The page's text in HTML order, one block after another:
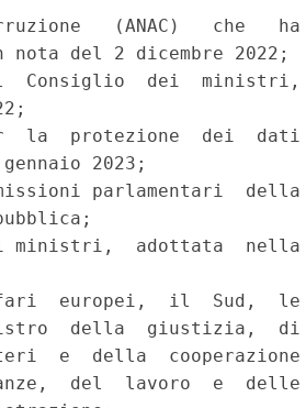
(ANAC)   che   ha
del 2 dicembre 2022;
Consiglio  dei  ministri,
la  protezione  dei  dati
2023;
parlamentari  della
ministri,  adottata  nella
europei,  il  Sud,  le
della  giustizia,  di
e  della  cooperazione
del  lavoro  e  delle